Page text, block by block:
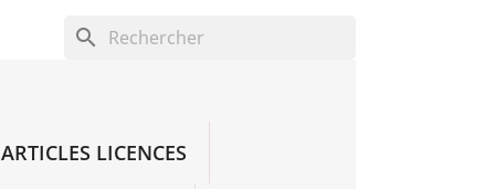
search
ARTICLES LICENCES